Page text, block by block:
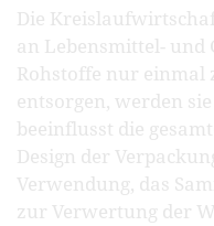
Die
an Lebensmittel- und
Rohstoffe nur einmal
entsorgen, werden
beeinflusst die
Design der
Verwendung, das
zur Verwertung der